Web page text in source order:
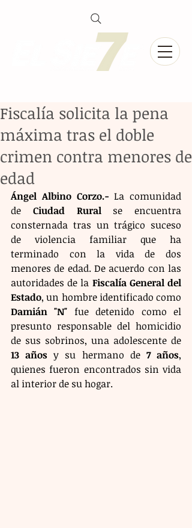
Fiscalía solicita la pena
máxima tras el doble
crimen contra menores de
edad
Ángel Albino Corzo.- La comunidad
de Ciudad Rural se encuentra
consternada tras un trágico suceso
de violencia familiar que ha
terminado con la vida de dos
menores de edad. De acuerdo con las
autoridades de la Fiscalía General del
Estado
Damián "N" fue detenido como el
presunto responsable del homicidio
13 años y su hermano de 7 años,
quienes fueron encontrados sin vida
al interior de su hogar.